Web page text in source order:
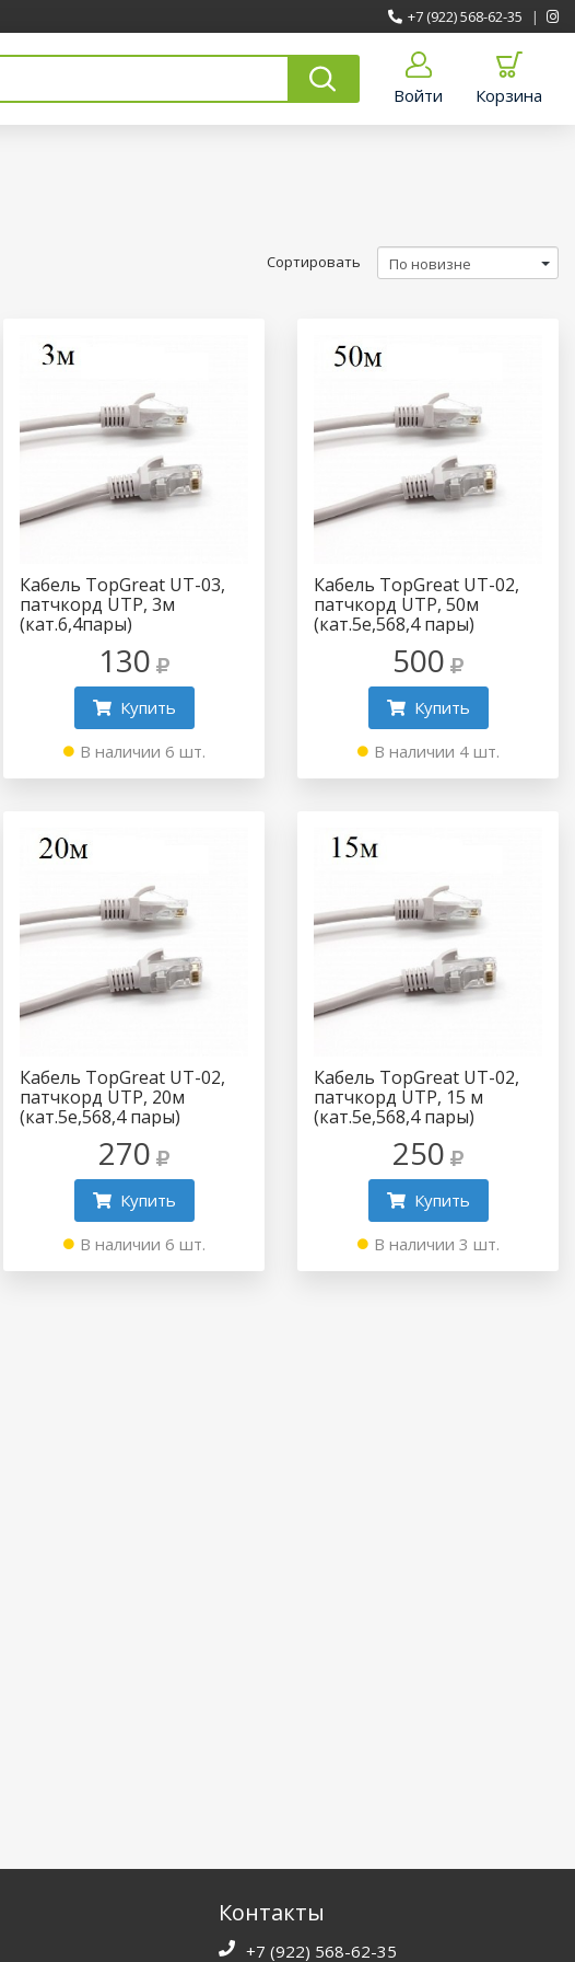
+7 (922) 568-62-35 |
Войти Корзина
Сортировать
Кабель TopGreat UT-03,
патчкорд UTP, 3м
(кат.6,4пары)
130
Купить
В наличии 6 шт.
Кабель TopGreat UT-02,
патчкорд UTP, 50м
(кат.5e,568,4 пары)
500
Купить
В наличии 4 шт.
Кабель TopGreat UT-02,
патчкорд UTP, 20м
(кат.5e,568,4 пары)
270
Купить
В наличии 6 шт.
Кабель TopGreat UT-02,
патчкорд UTP, 15 м
(кат.5e,568,4 пары)
250
Купить
В наличии 3 шт.
Контакты
+7 (922) 568-62-35